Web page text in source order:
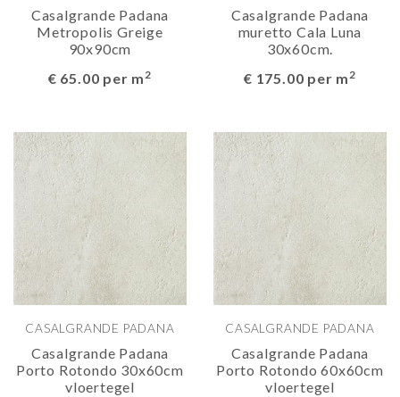
Casalgrande Padana
Metropolis Greige
90x90cm
€ 65.00 per m2
Casalgrande Padana
muretto Cala Luna
30x60cm.
€ 175.00 per m2
CASALGRANDE PADANA
Casalgrande Padana
Porto Rotondo 30x60cm
vloertegel
CASALGRANDE PADANA
Casalgrande Padana
Porto Rotondo 60x60cm
vloertegel